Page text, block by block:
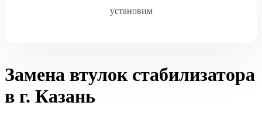
установим
Замена втулок стабилизатора
в г. Казань